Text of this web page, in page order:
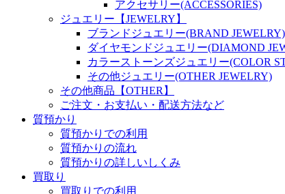
アクセサリー(ACCESSORIES)
ジュエリー【JEWELRY】
ブランドジュエリー(BRAND JEWELRY)
ダイヤモンドジュエリー(DIAMOND
カラーストーンズジュエリー(COLOR
その他ジュエリー(OTHER JEWELRY)
その他商品【OTHER】
ご注文・お支払い・配送方法など
質預かり
質預かりでの利用
質預かりの流れ
質預かりの詳しいしくみ
買取り
買取りでの利用